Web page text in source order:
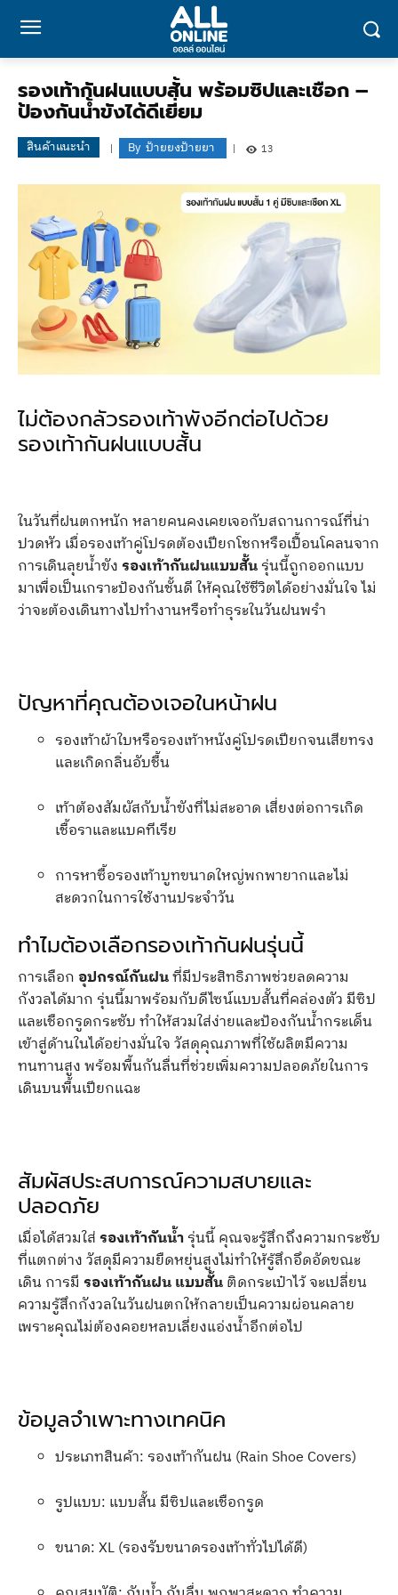
รองเท้ากันฝนแบบสั้น พร้อมซิปและเชือก –
ป้องกันน้ำขังได้ดีเยี่ยม
สินค้าแนะนำ By ป้ายยงป้ายยา 13
ไม่ต้องกลัวรองเท้าพังอีกต่อไปด้วย
รองเท้ากันฝนแบบสั้น
ในวันที่ฝนตกหนัก หลายคนคงเคยเจอกับสถานการณ์ที่น่า
ปวดหัว เมื่อรองเท้าคู่โปรดต้องเปียกโชกหรือเปื้อนโคลนจาก
การเดินลุยน้ำขังรองเท้ากันฝนแบบสั้นรุ่นนี้ถูกออกแบบ
มาเพื่อเป็นเกราะป้องกันชั้นดี ให้คุณใช้ชีวิตได้อย่างมั่นใจ ไม่
ว่าจะต้องเดินทางไปทำงานหรือทำธุระในวันฝนพรำ
ปัญหาที่คุณต้องเจอในหน้าฝน
รองเท้าผ้าใบหรือรองเท้าหนังคู่โปรดเปียกจนเสียทรง
และเกิดกลิ่นอับชื้น
เท้าต้องสัมผัสกับน้ำขังที่ไม่สะอาด เสี่ยงต่อการเกิด
เชื้อราและแบคทีเรีย
การหาซื้อรองเท้าบูทขนาดใหญ่พกพายากและไม่
สะดวกในการใช้งานประจำวัน
ทำไมต้องเลือกรองเท้ากันฝนรุ่นนี้
การเลือกอุปกรณ์กันฝนที่มีประสิทธิภาพช่วยลดความ
กังวลได้มาก รุ่นนี้มาพร้อมกับดีไซน์แบบสั้นที่คล่องตัว มีซิป
และเชือกรูดกระชับ ทำให้สวมใส่ง่ายและป้องกันน้ำกระเด็น
เข้าสู่ด้านในได้อย่างมั่นใจ วัสดุคุณภาพที่ใช้ผลิตมีความ
ทนทานสูง พร้อมพื้นกันลื่นที่ช่วยเพิ่มความปลอดภัยในการ
เดินบนพื้นเปียกแฉะ
สัมผัสประสบการณ์ความสบายและ
ปลอดภัย
เมื่อได้สวมใส่รองเท้ากันน้ำรุ่นนี้ คุณจะรู้สึกถึงความกระชับ
ที่แตกต่าง วัสดุมีความยืดหยุ่นสูงไม่ทำให้รู้สึกอึดอัดขณะ
เดิน การมี รองเท้ากันฝน แบบสั้นติดกระเป๋าไว้ จะเปลี่ยน
ความรู้สึกกังวลในวันฝนตกให้กลายเป็นความผ่อนคลาย
เพราะคุณไม่ต้องคอยหลบเลี่ยงแอ่งน้ำอีกต่อไป
ข้อมูลจำเพาะทางเทคนิค
ประเภทสินค้า: รองเท้ากันฝน (Rain Shoe Covers)
รูปแบบ: แบบสั้น มีซิปและเชือกรูด
ขนาด: XL (รองรับขนาดรองเท้าทั่วไปได้ดี)